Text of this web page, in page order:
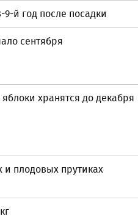
й год после посадки
сентября
хранятся до декабря
плодовых прутиках